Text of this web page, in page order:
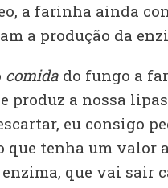
a farinha ainda
a produção da
comidado fungo a
produz a nossa
eu consigo
tenha um valor
que vai sair